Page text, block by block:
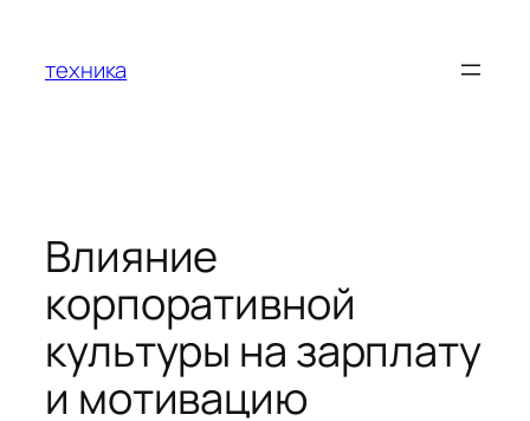
содержимому
техника
Влияние
корпоративной
культуры на зарплату
и мотивацию